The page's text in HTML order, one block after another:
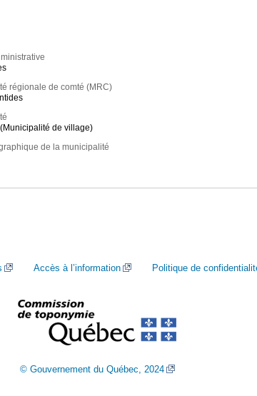
régionale de comté (MRC)
de village)
de la municipalité
Accès à l’information Politique de
© Gouvernement du Québec, 2024